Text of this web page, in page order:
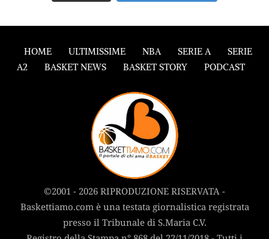
HOME ULTIMISSIME NBA SERIE A
SERIE
A2
BASKET NEWS BASKET STORY PODCAST
©2001 - 2026 RIPRODUZIONE RISERVATA -
Baskettiamo.com è una testata giornalistica registrata
presso il Tribunale di S.Maria C.V.